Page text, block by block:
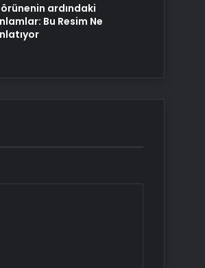
ardındaki
Bu Resim Ne